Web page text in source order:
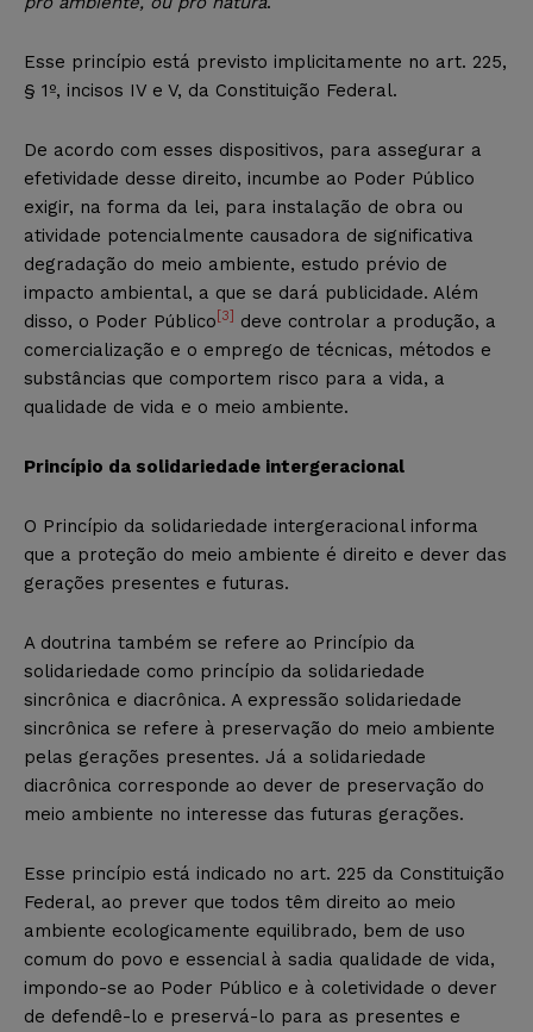
Esse princípio está previsto implicitamente no art. 225,
§ 1º, incisos IV e V, da Constituição Federal.
De acordo com esses dispositivos, para assegurar a
efetividade desse direito, incumbe ao Poder Público
exigir, na forma da lei, para instalação de obra ou
atividade potencialmente causadora de significativa
degradação do meio ambiente, estudo prévio de
impacto ambiental, a que se dará publicidade. Além
disso, o Poder Público [3]
deve controlar a produção, a
comercialização e o emprego de técnicas, métodos e
substâncias que comportem risco para a vida, a
qualidade de vida e o meio ambiente.
Princípio da solidariedade intergeracional
O Princípio da solidariedade intergeracional informa
que a proteção do meio ambiente é direito e dever das
gerações presentes e futuras.
A doutrina também se refere ao Princípio da
solidariedade como princípio da solidariedade
sincrônica e diacrônica. A expressão solidariedade
sincrônica se refere à preservação do meio ambiente
pelas gerações presentes. Já a solidariedade
diacrônica corresponde ao dever de preservação do
meio ambiente no interesse das futuras gerações.
Esse princípio está indicado no art. 225 da Constituição
Federal, ao prever que todos têm direito ao meio
ambiente ecologicamente equilibrado, bem de uso
comum do povo e essencial à sadia qualidade de vida,
impondo-se ao Poder Público e à coletividade o dever
de defendê-lo e preservá-lo para as presentes e